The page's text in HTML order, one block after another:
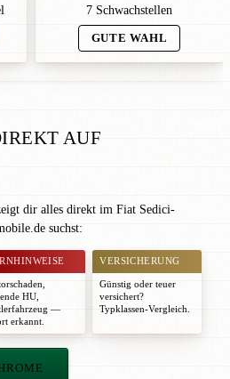
7 Schwachstellen
GUTE WAHL
AUF
dir alles direkt im Fiat Sedici-
suchst:
HU,
—
erkannt.
VERSICHERUNG
Günstig oder teuer
versichert?
Typklassen-Vergleich.